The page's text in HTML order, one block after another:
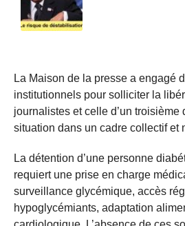
La Maison de la presse a engagé
institutionnels pour solliciter la
journalistes et celle d’un troisième
situation dans un cadre collectif et
La détention d’une personne
requiert une prise en charge
surveillance glycémique, accès
hypoglycémiants, adaptation